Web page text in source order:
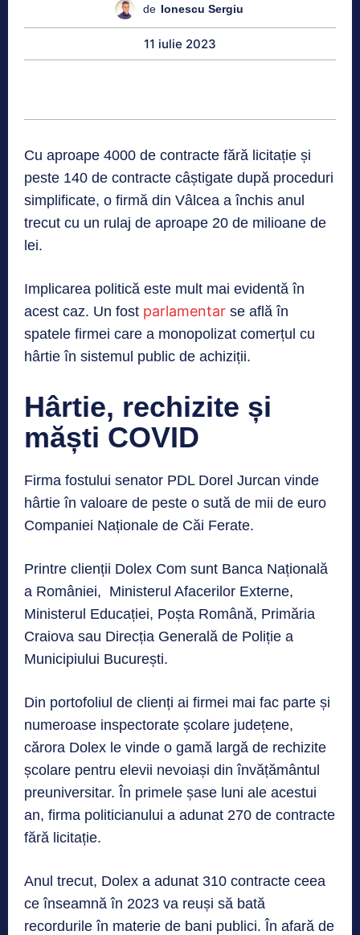
de Ionescu Sergiu
11 iulie 2023
Cu aproape 4000 de contracte fără licitație și
peste 140 de contracte câștigate după proceduri
simplificate, o firmă din Vâlcea a închis anul
trecut cu un rulaj de aproape 20 de milioane de
lei.
Implicarea politică este mult mai evidentă în
acest caz. Un fost parlamentar se află în
spatele firmei care a monopolizat comerțul cu
hârtie în sistemul public de achiziții.
Hârtie, rechizite și
măști COVID
Firma fostului senator PDL Dorel Jurcan vinde
hârtie în valoare de peste o sută de mii de euro
Companiei Naționale de Căi Ferate.
Printre clienții Dolex Com sunt Banca Națională
a României, Ministerul Afacerilor Externe,
Ministerul Educației, Poșta Română, Primăria
Craiova sau Direcția Generală de Poliție a
Municipiului București.
Din portofoliul de clienți ai firmei mai fac parte și
numeroase inspectorate școlare județene,
cărora Dolex le vinde o gamă largă de rechizite
școlare pentru elevii nevoiași din învățământul
preuniversitar. În primele șase luni ale acestui
an, firma politicianului a adunat 270 de contracte
fără licitație.
Anul trecut, Dolex a adunat 310 contracte ceea
ce înseamnă în 2023 va reuși să bată
recordurile în materie de bani publici. În afară de